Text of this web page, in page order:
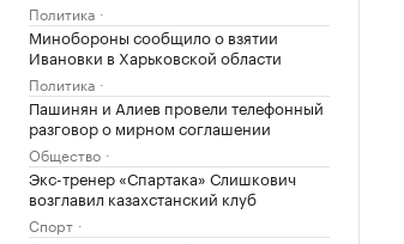
Политика
Минобороны сообщило о взятии
Ивановки в Харьковской области
Политика
Пашинян и Алиев провели телефонный
разговор о мирном соглашении
Общество
Экс-тренер «Спартака» Слишкович
возглавил казахстанский клуб
Спорт